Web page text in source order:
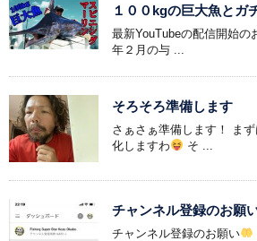
１００kgの巨大魚とガ
最新YouTubeの配信開始の
年２月の与 ...
そろそろ準備します
さぁさぁ準備します！ ま
化しますわ
そ ...
チャンネル登録のお願
チャンネル登録のお願い